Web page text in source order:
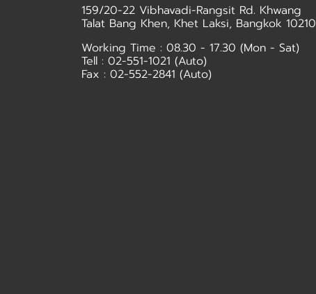
159/20-22 Vibhavadi-Rangsit Rd. Khwang
Talat Bang Khen, Khet Laksi, Bangkok 10210
Working Time : 08.30 - 17.30 (Mon - Sat)
Tell : 02-551-1021 (Auto)
Fax : 02-552-2841 (Auto)